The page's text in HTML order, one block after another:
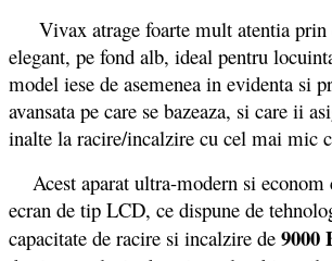
Vivax atrage foarte mult atentia prin
elegant, pe fond alb, ideal pentru
model iese de asemenea in evidenta si
avansata pe care se bazeaza, si care ii
inalte la racire/incalzire cu cel mai mic
Acest aparat ultra-modern si econom
ecran de tip LCD, ce dispune de
capacitate de racire si incalzire de 9000